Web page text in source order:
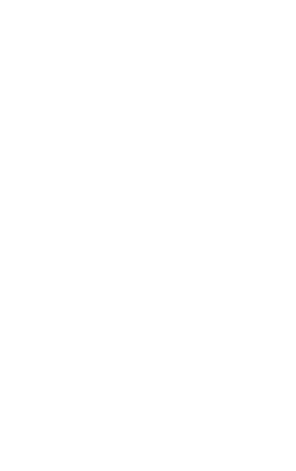
homicidium missus
petebant; Iesum vero
Et cum abducerent eum,
Simonem quendam
villa et imposuerunt illi
Sequebatur autem illum
mulierum, quae
Conversus autem ad
Ierusalem, nolite flere
ipsas flete et super filios
quoniam ecce venient
"Beatae steriles et